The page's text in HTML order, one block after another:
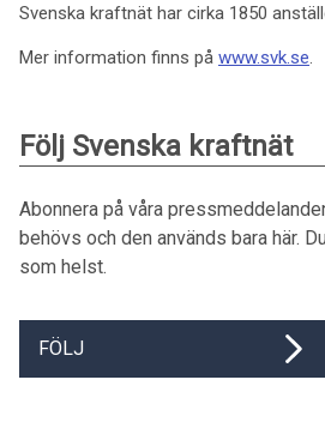
Svenska kraftnät har cirka 1850
Mer information finns på www.svk.se.
Följ Svenska kraftnät
Abonnera på våra
behövs och den används bara här.
som helst.
FÖLJ